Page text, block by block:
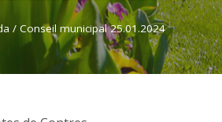
/ Conseil municipal 25.01.2024